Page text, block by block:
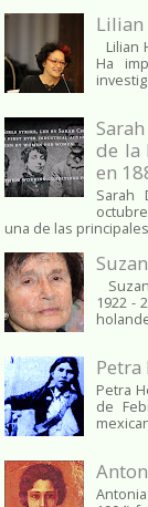
Lilian
Lilian
Ha
de la
en
Sarah
una de las
1922 -
Petra
de